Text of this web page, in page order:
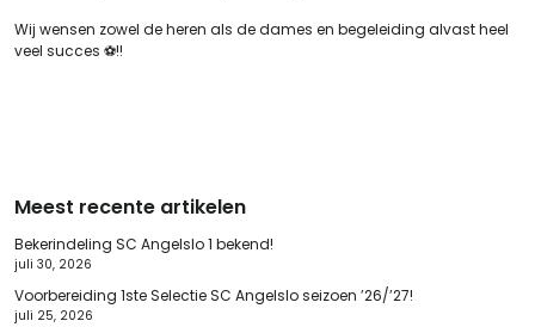
Wij wensen zowel de heren als de dames en begeleiding alvast heel
veel succes ⚽️!!
Meest recente artikelen
Bekerindeling SC Angelslo 1 bekend!
juli 30, 2026
Voorbereiding 1ste Selectie SC Angelslo seizoen ’26/’27!
juli 25, 2026